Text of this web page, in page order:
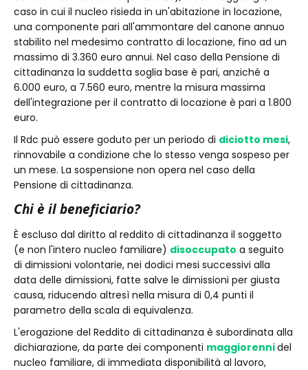
caso in cui il nucleo risieda in un'abitazione in locazione,
una componente pari all'ammontare del canone annuo
stabilito nel medesimo contratto di locazione, fino ad un
massimo di 3.360 euro annui. Nel caso della Pensione di
cittadinanza la suddetta soglia base è pari, anziché a
6.000 euro, a 7.560 euro, mentre la misura massima
dell'integrazione per il contratto di locazione è pari a 1.800
euro.
Il Rdc può essere goduto per un periodo di diciotto mesi,
rinnovabile a condizione che lo stesso venga sospeso per
un mese. La sospensione non opera nel caso della
Pensione di cittadinanza.
Chi è il beneficiario?
È escluso dal diritto al reddito di cittadinanza il soggetto
(e non l'intero nucleo familiare) disoccupato a seguito
di dimissioni volontarie, nei dodici mesi successivi alla
data delle dimissioni, fatte salve le dimissioni per giusta
causa, riducendo altresì nella misura di 0,4 punti il
parametro della scala di equivalenza.
L'erogazione del Reddito di cittadinanza è subordinata alla
dichiarazione, da parte dei componenti maggiorennidel
nucleo familiare, di immediata disponibilità al lavoro,